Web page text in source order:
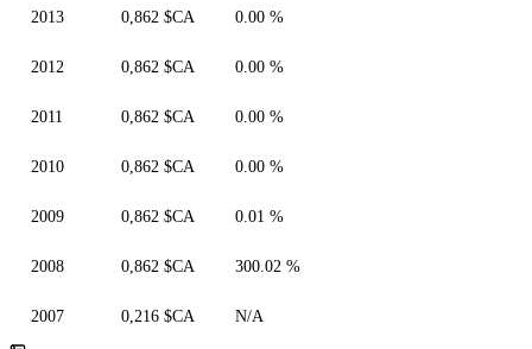
2013 0,862 $CA 0.00 %
2012 0,862 $CA 0.00 %
2011 0,862 $CA 0.00 %
2010 0,862 $CA 0.00 %
2009 0,862 $CA 0.01 %
2008 0,862 $CA 300.02 %
2007 0,216 $CA N/A